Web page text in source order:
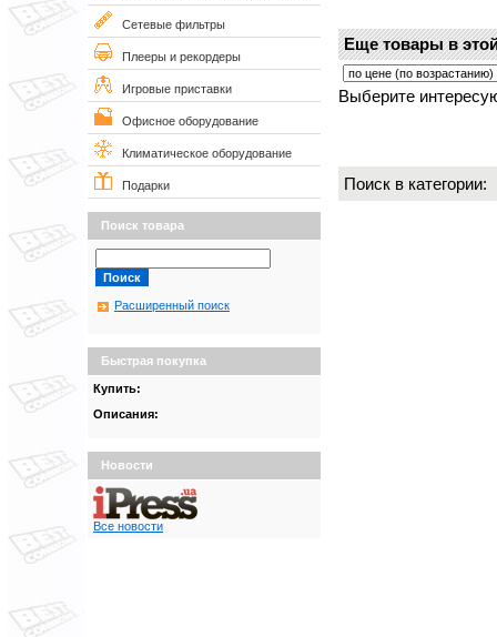
Сетевые фильтры
Плееры и рекордеры
Игровые приставки
Офисное оборудование
Климатическое оборудование
Подарки
Поиск товара
Расширенный поиск
Быстрая покупка
Купить:
Описания:
Новости
Все новости
Еще товары в
Выберите
Поиск в